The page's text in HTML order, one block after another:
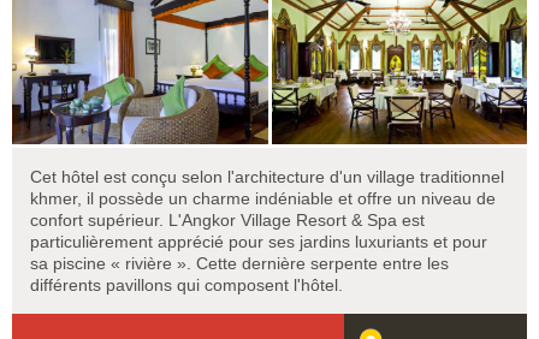
Cet hôtel est conçu selon l'architecture d'un village traditionnel
khmer, il possède un charme indéniable et offre un niveau de
confort supérieur. L'Angkor Village Resort & Spa est
particulièrement apprécié pour ses jardins luxuriants et pour
sa piscine « rivière ». Cette dernière serpente entre les
différents pavillons qui composent l'hôtel.